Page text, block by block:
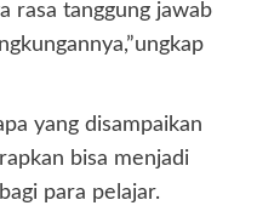
rasa tanggung jawab
yang disampaikan
bisa menjadi
para pelajar.